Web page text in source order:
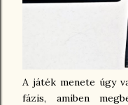
A játék menete úgy
fázis, amiben